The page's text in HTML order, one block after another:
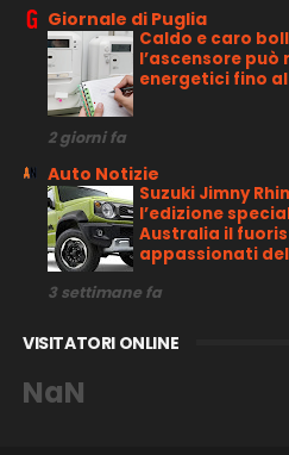
Giornale di Puglia
Caldo e caro
l’ascensore può
energetici fino al
2 giorni fa
Auto Notizie
Suzuki Jimny
l’edizione
Australia il
appassionati
3 settimane fa
VISITATORI ONLINE
NaN